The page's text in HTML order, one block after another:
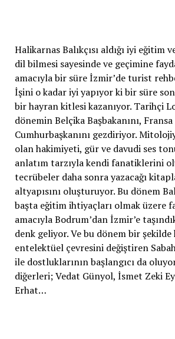
Halikarnas Balıkçısı aldığı iyi eğitim
dil bilmesi sayesinde ve geçimine
amacıyla bir süre İzmir’de turist
İşini o kadar iyi yapıyor ki bir süre
bir hayran kitlesi kazanıyor. Tarihçi
dönemin Belçika Başbakanını, Fransa
Cumhurbaşkanını gezdiriyor.
olan hakimiyeti, gür ve davudi ses
anlatım tarzıyla kendi fanatiklerini
tecrübeler daha sonra yazacağı
altyapısını oluşturuyor. Bu dönem
başta eğitim ihtiyaçları olmak üzere
amacıyla Bodrum’dan İzmir’e
denk geliyor. Ve bu dönem bir şekilde
entelektüel çevresini değiştiren
ile dostluklarının başlangıcı da
diğerleri; Vedat Günyol, İsmet Zeki
Erhat…